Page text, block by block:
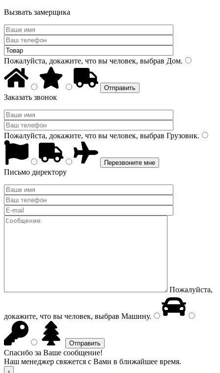
Вызвать замерщика
Пожалуйста, докажите, что вы человек, выбрав Дом.
Заказать звонок
Пожалуйста, докажите, что вы человек, выбрав Грузовик.
Письмо директору
Пожалуйста,
докажите, что вы человек, выбрав Машину.
Спасибо за Ваше сообщение!
Наш менеджер свяжется с Вами в ближайшее время.